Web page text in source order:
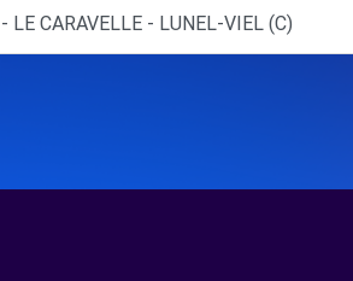
CARAVELLE - LUNEL-VIEL (C)